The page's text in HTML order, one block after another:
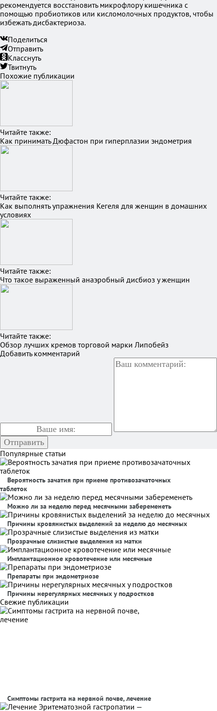
рекомендуется восстановить микрофлору кишечника с
помощью пробиотиков или кисломолочных продуктов, чтобы
избежать дисбактериоза.
Поделиться
Отправить
Класснуть
Твитнуть
Похожие публикации
Читайте также:
Как принимать Дюфастон при гиперплазии эндометрия
Читайте также:
Как выполнять упражнения Кегеля для женщин в домашних
условиях
Читайте также:
Что такое выраженный анаэробный дисбиоз у женщин
Читайте также:
Обзор лучших кремов торговой марки Липобейз
Добавить комментарий
Популярные статьи
Вероятность зачатия при приеме противозачаточных
таблеток
Можно ли за неделю перед месячными забеременеть
Причины кровянистых выделений за неделю до месячных
Прозрачные слизистые выделения из матки
Имплантационное кровотечение или месячные
Препараты при эндометриозе
Причины нерегулярных месячных у подростков
Свежие публикации
Симптомы гастрита на нервной почве, лечение